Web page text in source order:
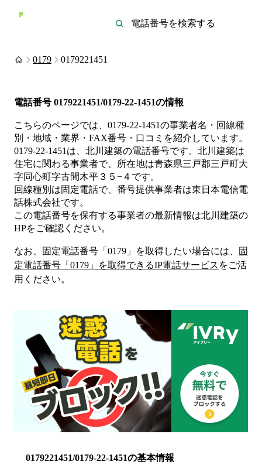
0179 0179221451
電話番号 0179221451/0179-22-1451の情報
こちらのページでは、 0179-22-1451の事業者名・回線種
別・地域・業界・FAX番号・口コミを紹介しています。
0179-22-1451 は、 北川建築の電話番号です。 北川建築は
住宅に関わる事業者で、所在地は青森県三戸郡三戸町大
字同心町字古間木平３５−４ です。
回線種別は固定電話で、番号提供事業者は東日本電信電
話株式会社です。
この電話番号を保有する事業者の最新情報は北川建築の
HPをご確認ください。
なお、固定電話番号「 0179 」を取得したい場合には、
固
定電話番号「 0179 」を取得できるIP電話サービス をご活
用ください。
0179221451/0179-22-1451の基本情報